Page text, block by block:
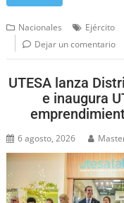
Nacionales
Dejar un comentario
UTESA lanza
e inaugura
6 agosto, 2026